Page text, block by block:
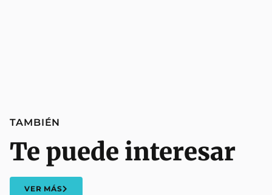
TAMBIÉN
Te puede interesar
VER MÁS